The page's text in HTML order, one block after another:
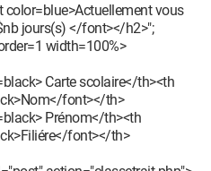
color=blue>Actuellement vous
jours(s) </font></h2>";
width=100%>
Carte scolaire</th><th
font></th>
Prénom</th><th
font></th>